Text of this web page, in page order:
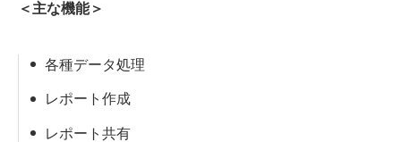
＜主な機能＞
各種データ処理
レポート作成
レポート共有